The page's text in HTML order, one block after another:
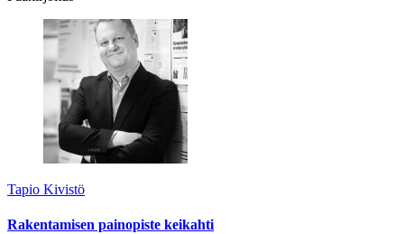
Tapio Kivistö
Rakentamisen painopiste keikahti